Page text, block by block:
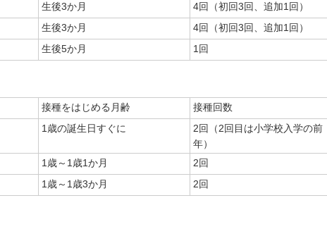
生後3か月 4回（初回3回、追加1回）
生後3か月 4回（初回3回、追加1回）
生後5か月 1回
接種をはじめる月齢 接種回数
1歳の誕生日すぐに
2回（2回目は小学校入学の前
年）
1歳～1歳1か月 2回
1歳～1歳3か月 2回